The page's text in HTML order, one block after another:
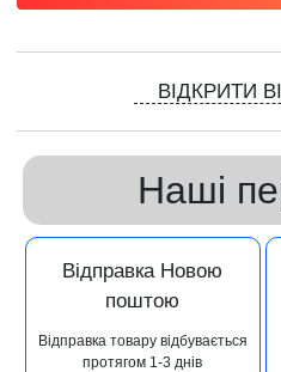
ВІДКРИТИ
Наші
Відправка Новою
поштою
Відправка товару відбувається
протягом 1-3 днів